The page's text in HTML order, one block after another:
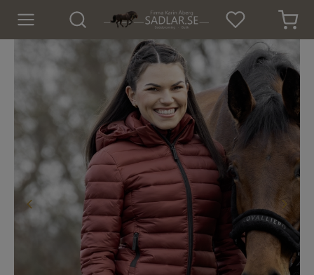
För hästen
Isländskt godis